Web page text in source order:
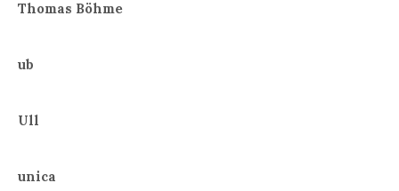
Thomas Böhme
ub
Ull
unica